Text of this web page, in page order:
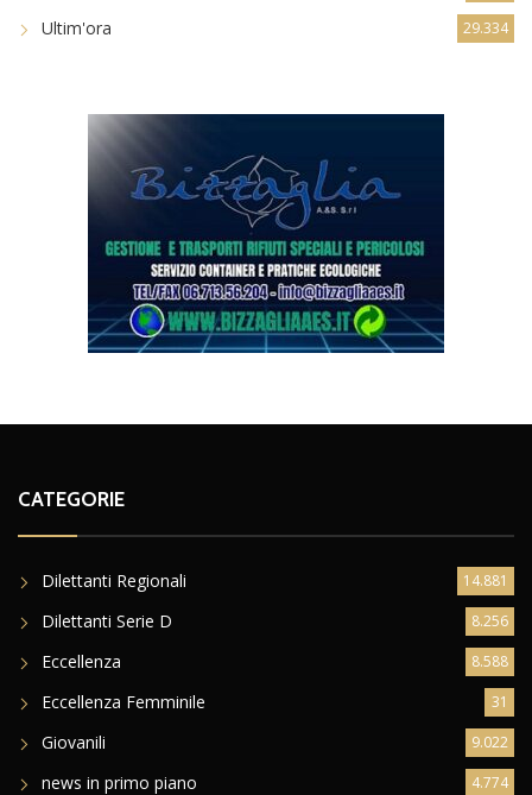
Ultim'ora 29.334
CATEGORIE
Dilettanti Regionali 14.881
Dilettanti Serie D 8.256
Eccellenza 8.588
Eccellenza Femminile 31
Giovanili 9.022
news in primo piano 4.774